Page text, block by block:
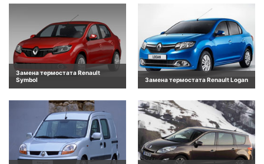
Замена термостата Renault
Symbol
Замена термостата Renault Logan